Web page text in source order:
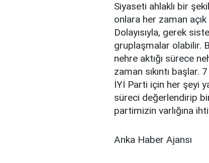
Siyaseti ahlaklı bir
onlara her zaman açık
Dolayısıyla, gerek
gruplaşmalar olabilir.
nehre aktığı sürece
zaman sıkıntı başlar.
İYİ Parti için her şeyi
süreci değerlendirip
partimizin varlığına
Anka Haber Ajansı